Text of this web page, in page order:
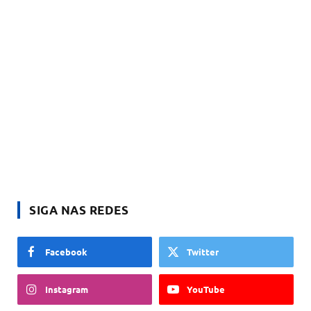
SIGA NAS REDES
Facebook Twitter
Instagram YouTube